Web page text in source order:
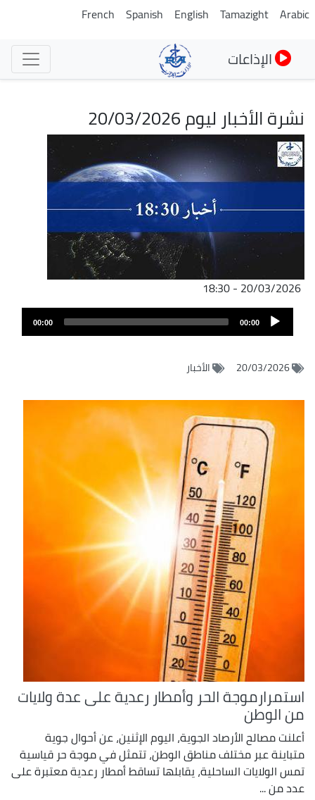
تجاوز
Arabic
Tamazight
English
Spanish
French
الإذاعات
نشرة الأخبار ليوم 20/03/2026
الصورة
20/03/2026 - 18:30
ملف
الصوت
Audio
Player
00:00
00:00
20/03/2026 الأخبار
استمرارموجة الحر وأمطار رعدية على عدة ولايات
من الوطن
أعلنت مصالح الأرصاد الجوية، اليوم الإثنين، عن أحوال جوية
متباينة عبر مختلف مناطق الوطن، تتمثل في موجة حر قياسية
تمس الولايات الساحلية، يقابلها تساقط أمطار رعدية معتبرة على
عدد من ...